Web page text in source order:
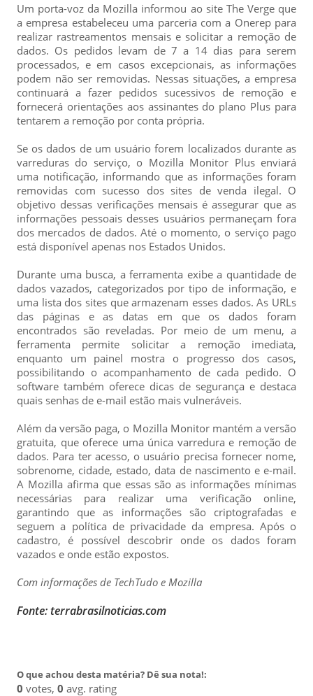
Um porta-voz da Mozilla informou ao site The Verge que
a empresa estabeleceu uma parceria com a Onerep para
realizar rastreamentos mensais e solicitar a remoção de
dados. Os pedidos levam de 7 a 14 dias para serem
processados, e em casos excepcionais, as informações
podem não ser removidas. Nessas situações, a empresa
continuará a fazer pedidos sucessivos de remoção e
fornecerá orientações aos assinantes do plano Plus para
tentarem a remoção por conta própria.
Se os dados de um usuário forem localizados durante as
varreduras do serviço, o Mozilla Monitor Plus enviará
uma notificação, informando que as informações foram
removidas com sucesso dos sites de venda ilegal. O
objetivo dessas verificações mensais é assegurar que as
informações pessoais desses usuários permaneçam fora
dos mercados de dados. Até o momento, o serviço pago
está disponível apenas nos Estados Unidos.
Durante uma busca, a ferramenta exibe a quantidade de
dados vazados, categorizados por tipo de informação, e
uma lista dos sites que armazenam esses dados. As URLs
das páginas e as datas em que os dados foram
encontrados são reveladas. Por meio de um menu, a
ferramenta permite solicitar a remoção imediata,
enquanto um painel mostra o progresso dos casos,
possibilitando o acompanhamento de cada pedido. O
software também oferece dicas de segurança e destaca
quais senhas de e-mail estão mais vulneráveis.
Além da versão paga, o Mozilla Monitor mantém a versão
gratuita, que oferece uma única varredura e remoção de
dados. Para ter acesso, o usuário precisa fornecer nome,
sobrenome, cidade, estado, data de nascimento e e-mail.
A Mozilla afirma que essas são as informações mínimas
necessárias para realizar uma verificação online,
garantindo que as informações são criptografadas e
seguem a política de privacidade da empresa. Após o
cadastro, é possível descobrir onde os dados foram
vazados e onde estão expostos.
Com informações de TechTudo e Mozilla
Fonte: terrabrasilnoticias.com
O que achou desta matéria? Dê sua nota!:
0 votes, 0 avg. rating